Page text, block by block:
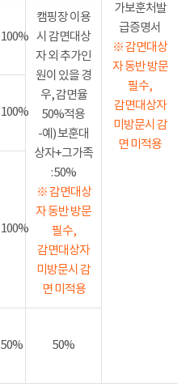
가보훈처발
급증명서
※ 감면대상
자 동반 방문
필수,
감면대상자
미방문시 감
면 미적용
100%
캠핑장 이용
시 감면대상
자 외 추가인
원이 있을 경
우, 감면율
50%적용
-예) 보훈대
상자+그가족
: 50%
※ 감면대상
자 동반 방문
필수,
감면대상자
미방문시 감
면 미적용
100%
100%
50% 50%